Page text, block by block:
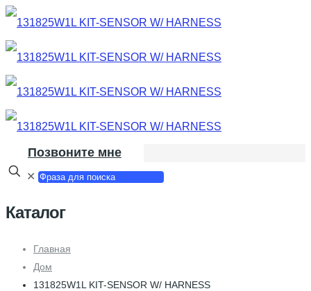
Позвоните мне
✕
Каталог
Главная
Дом
131825W1L KIT-SENSOR W/ HARNESS